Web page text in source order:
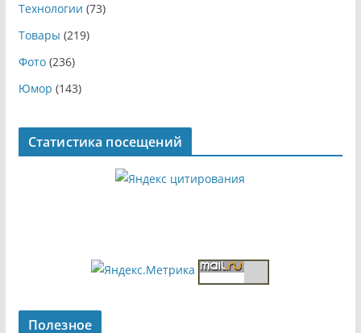
Технологии (73)
Товары (219)
Фото(236)
Юмор (143)
Статистика посещений
Полезное